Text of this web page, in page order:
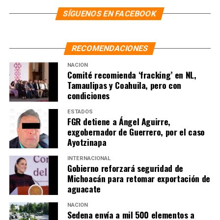
decisiones consensuadas.
SIGUIENTE
“No necesitamos nada de ellos”, Trump afirma que
podría no renovar el T-MEC
NO TE PIERDAS
Sheinbaum se reúne con Infantino a un día de la
inauguración del Mundial
SÍGUENOS EN FACEBOOK
RECOMENDACIONES
NACIÓN
Comité recomienda ‘fracking’ en NL,
Tamaulipas y Coahuila, pero con
condiciones
ESTADOS
FGR detiene a Ángel Aguirre,
exgobernador de Guerrero, por el caso
Ayotzinapa
INTERNACIONAL
Gobierno reforzará seguridad de
Michoacán para retomar exportación de
aguacate
NACIÓN
Sedena envía a mil 500 elementos a